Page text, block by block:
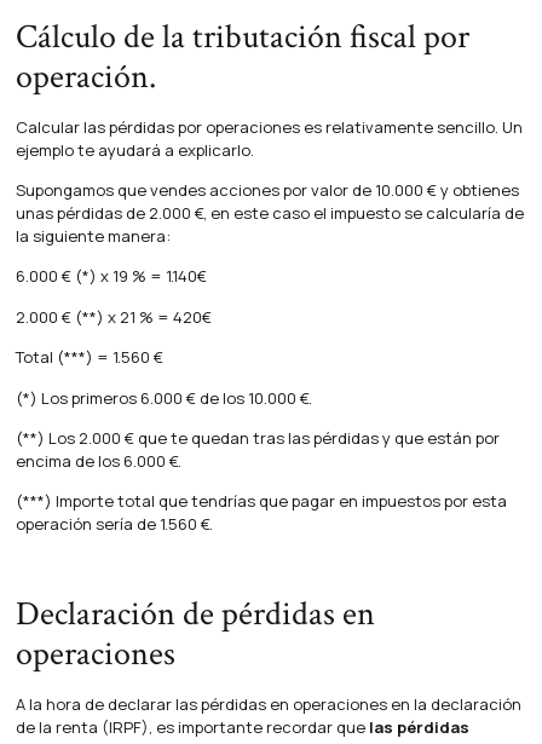
Cálculo de la tributación fiscal por
operación.
Calcular las pérdidas por operaciones es relativamente sencillo. Un
ejemplo te ayudará a explicarlo.
Supongamos que vendes acciones por valor de 10.000 € y obtienes
unas pérdidas de 2.000 €, en este caso el impuesto se calcularía de
la siguiente manera:
6.000 € (*) x 19 % = 1.140€
2.000 € (**) x 21 % = 420€
Total (***) = 1.560 €
(*) Los primeros 6.000 € de los 10.000 €.
(**) Los 2.000 € que te quedan tras las pérdidas y que están por
encima de los 6.000 €.
(***) Importe total que tendrías que pagar en impuestos por esta
operación sería de 1.560 €.
Declaración de pérdidas en
operaciones
A la hora de declarar las pérdidas en operaciones en la declaración
de la renta (IRPF), es importante recordar que las pérdidas